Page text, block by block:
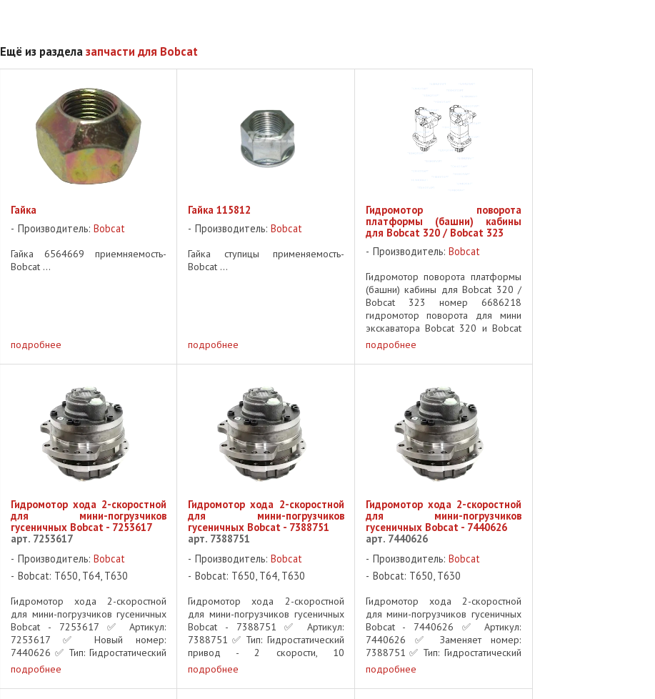
Ещё из разделазапчасти для Bobcat
Гайка
Производитель: Bobcat
Гайка 6564669 приемняемость-
Bobcat ...
подробнее
Гайка 115812
Производитель:Bobcat
Гайка ступицы применяемость-
Bobcat ...
подробнее
Гидромотор поворота
платформы (башни) кабины
для Bobcat 320 / Bobcat 323
Производитель: Bobcat
Гидромотор поворота платформы
(башни) кабины для Bobcat 320 /
Bobcat 323 номер 6686218
гидромотор поворота для мини
экскаватора Bobcat 320 и Bobcat
...
подробнее
Гидромотор хода 2-скоростной
для мини-погрузчиков
гусеничных Bobcat - 7253617
арт. 7253617
Производитель: Bobcat
Bobcat: T650, T64, T630
Гидромотор хода 2-скоростной
для мини-погрузчиков гусеничных
Bobcat - 7253617 ✅ Артикул:
7253617 ✅ Новый номер:
7440626 ✅ Тип: Гидростатический
привод - 2 скорости, 10
крепежных отверстий ✅
Категория: Ходовая часть -
подробнее
Гидромотор хода 2-скоростной
для мини-погрузчиков
гусеничных Bobcat - 7388751
арт. 7388751
Производитель:Bobcat
Bobcat: T650, T64, T630
Гидромотор хода 2-скоростной
для мини-погрузчиков гусеничных
Bobcat - 7388751 ✅ Артикул:
7388751 ✅ Тип: Гидростатический
привод - 2 скорости, 10
крепежных отверстий ✅
Категория: Ходовая часть -
Гидромоторы ✅ Применяемость:
подробнее
Гидромотор хода 2-скоростной
для мини-погрузчиков
гусеничных Bobcat - 7440626
арт. 7440626
Производитель: Bobcat
Bobcat: T650, T630
Гидромотор хода 2-скоростной
для мини-погрузчиков гусеничных
Bobcat - 7440626 ✅ Артикул:
7440626 ✅ Заменяет номер:
7388751 ✅ Тип: Гидростатический
привод - 2 скорости, 10
крепежных отверстий ✅
Категория: Ходовая часть -
подробнее